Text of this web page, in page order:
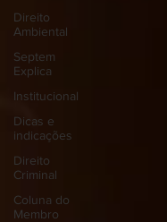
Direito
Ambiental
Septem
Explica
Institucional
Dicas e
indicações
Direito
Criminal
Coluna do
Membro